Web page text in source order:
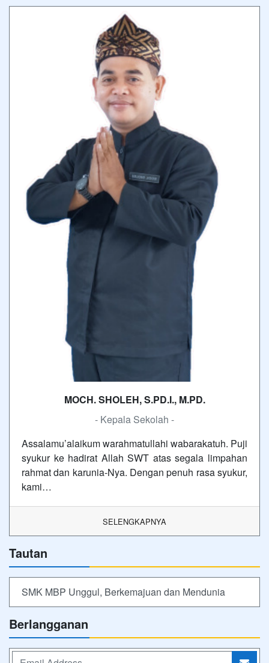
MOCH. SHOLEH, S.PD.I., M.PD.
- Kepala Sekolah -
Assalamu’alaikum warahmatullahi wabarakatuh. Puji
syukur ke hadirat Allah SWT atas segala limpahan
rahmat dan karunia-Nya. Dengan penuh rasa syukur,
kami…
SELENGKAPNYA
Tautan
SMK MBP Unggul, Berkemajuan dan Mendunia
Berlangganan